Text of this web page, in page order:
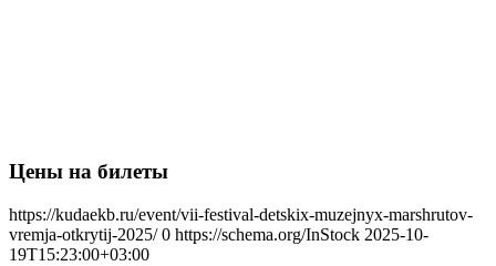
Цены на билеты
https://kudaekb.ru/event/vii-festival-detskix-muzejnyx-marshrutov-
vremja-otkrytij-2025/ 0 https://schema.org/InStock 2025-10-
19T15:23:00+03:00